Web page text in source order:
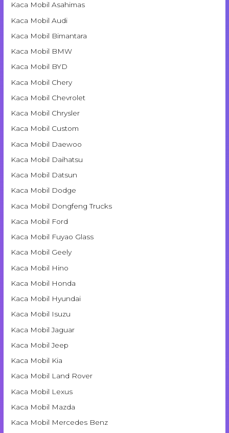
Kaca Mobil Asahimas
Kaca Mobil Audi
Kaca Mobil Bimantara
Kaca Mobil BMW
Kaca Mobil BYD
Kaca Mobil Chery
Kaca Mobil Chevrolet
Kaca Mobil Chrysler
Kaca Mobil Custom
Kaca Mobil Daewoo
Kaca Mobil Daihatsu
Kaca Mobil Datsun
Kaca Mobil Dodge
Kaca Mobil Dongfeng Trucks
Kaca Mobil Ford
Kaca Mobil Fuyao Glass
Kaca Mobil Geely
Kaca Mobil Hino
Kaca Mobil Honda
Kaca Mobil Hyundai
Kaca Mobil Isuzu
Kaca Mobil Jaguar
Kaca Mobil Jeep
Kaca Mobil Kia
Kaca Mobil Land Rover
Kaca Mobil Lexus
Kaca Mobil Mazda
Kaca Mobil Mercedes Benz